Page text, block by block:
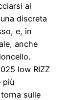
al
discreta
e, in
anche
low RIZZ
più
sulle